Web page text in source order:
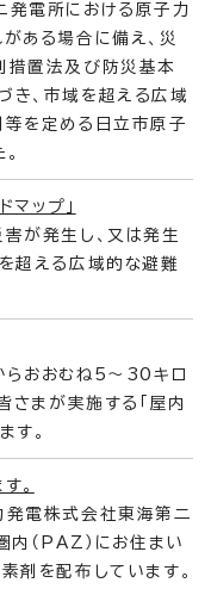
電所における原子力
ある場合に備え、災
措置法及び防災基本
、市域を超える広域
を定める日立市原子
マップ」
が発生し、又は発生
超える広域的な避難
らおおむね5～30キロ
さまが実施する「屋内
す。
。
発電株式会社東海第二
内（PAZ）にお住まい
剤を配布しています。